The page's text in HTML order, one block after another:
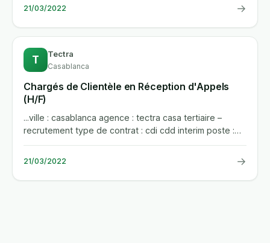
21/03/2022 →
T Tectra
Casablanca
Chargés de Clientèle en Réception d'Appels
(H/F)
...ville : casablanca agence : tectra casa tertiaire –
recrutement type de contrat : cdi cdd interim poste :
nous...
21/03/2022 →